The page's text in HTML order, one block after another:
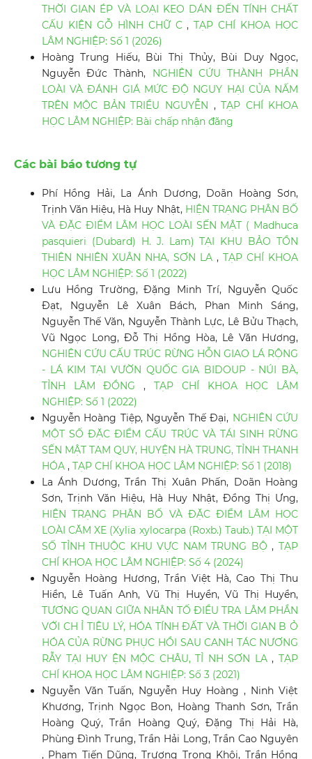
THỜI GIAN ÉP VÀ LOẠI KEO DÁN ĐẾN TÍNH CHẤT
CẤU KIỆN GỖ HÌNH CHỮ C,TẠP CHÍ KHOA HỌC
LÂM NGHIỆP: Số 1 (2026)
Hoàng Trung Hiếu, Bùi Thị Thủy, Bùi Duy Ngọc,
Nguyễn Đức Thành, NGHIÊN CỨU THÀNH PHẦN
LOÀI VÀ ĐÁNH GIÁ MỨC ĐỘ NGUY HẠI CỦA NẤM
TRÊN MỘC BẢN TRIỀU NGUYỄN ,TẠP CHÍ KHOA
HỌC LÂM NGHIỆP: Bài chấp nhận đăng
Các bài báo tương tự
Phí Hồng Hải, La Ánh Dương, Doãn Hoàng Sơn,
Trịnh Văn Hiệu, Hà Huy Nhật, HIỆN TRẠNG PHÂN BỐ
VÀ ĐẶC ĐIỂM LÂM HỌC LOÀI SẾN MẬT ( Madhuca
pasquieri (Dubard) H. J. Lam) TẠI KHU BẢO TỒN
THIÊN NHIÊN XUÂN NHA, SƠN LA,TẠP CHÍ KHOA
HỌC LÂM NGHIỆP: Số 1 (2022)
Lưu Hồng Trường, Đặng Minh Trí, Nguyễn Quốc
Đạt, Nguyễn Lê Xuân Bách, Phan Minh Sáng,
Nguyễn Thế Văn, Nguyễn Thành Lực, Lê Bửu Thạch,
Vũ Ngọc Long, Đỗ Thị Hồng Hòa, Lê Văn Hương,
NGHIÊN CỨU CẤU TRÚC RỪNG HỖN GIAO LÁ RỘNG
- LÁ KIM TẠI VƯỜN QUỐC GIA BIDOUP - NÚI BÀ,
TỈNH LÂM ĐỒNG,TẠP CHÍ KHOA HỌC LÂM
NGHIỆP: Số 1 (2022)
Nguyễn Hoàng Tiệp, Nguyễn Thế Đại, NGHIÊN CỨU
MỘT SỐ ĐẶC ĐIỂM CẤU TRÚC VÀ TÁI SINH RỪNG
SẾN MẬT TAM QUY, HUYỆN HÀ TRUNG, TỈNH THANH
HÓA , TẠP CHÍ KHOA HỌC LÂM NGHIỆP: Số 1 (2018)
La Ánh Dương, Trần Thị Xuân Phấn, Doãn Hoàng
Sơn, Trịnh Văn Hiệu, Hà Huy Nhật, Đồng Thị Ưng,
HIỆN TRẠNG PHÂN BỐ VÀ ĐẶC ĐIỂM LÂM HỌC
LOÀI CĂM XE (Xylia xylocarpa (Roxb.) Taub.) TẠI MỘT
SỐ TỈNH THUỘC KHU VỰC NAM TRUNG BỘ,TẠP
CHÍ KHOA HỌC LÂM NGHIỆP: Số 4 (2024)
Nguyễn Hoàng Hương, Trần Việt Hà, Cao Thị Thu
Hiền, Lê Tuấn Anh, Vũ Thị Huyền, Vũ Thị Huyền,
TƯƠNG QUAN GIỮA NHÂN TỐ ĐIỀU TRA LÂM PHẦN
VỚI CH Ỉ TIÊU LÝ, HÓA TÍNH ĐẤT VÀ THỜI GIAN B Ỏ
HÓA CỦA RỪNG PHỤC HỒI SAU CANH TÁC NƯƠNG
RẪY TẠI HUY ỆN MỘC CHÂU, TỈ NH SƠN LA,TẠP
CHÍ KHOA HỌC LÂM NGHIỆP: Số 3 (2021)
Nguyễn Văn Tuấn, Nguyễn Huy Hoàng , Ninh Việt
Khương, Trịnh Ngọc Bon, Hoàng Thanh Sơn, Trần
Hoàng Quý, Trần Hoàng Quý, Đặng Thị Hải Hà,
Phùng Đình Trung, Trần Hải Long, Trần Cao Nguyên
, Phạm Tiến Dũng, Trương Trọng Khôi, Trần Hồng